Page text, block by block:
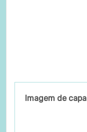
Imagem de capa